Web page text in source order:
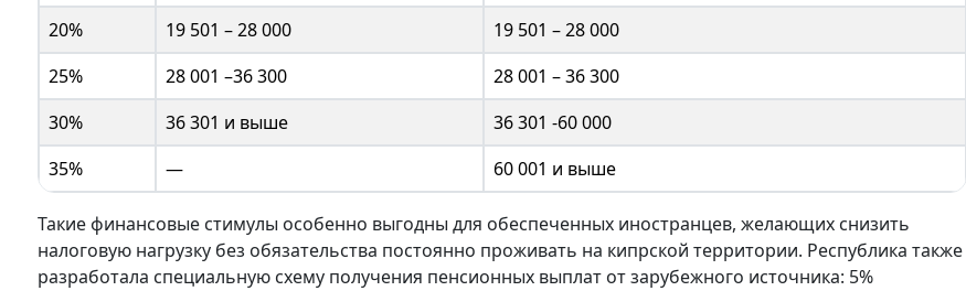
20%
19 501 – 28 000
19 501 – 28 000
25%
28 001 –36 300
28 001 – 36 300
30%
36 301 и выше
36 301 -60 000
35%
— 60 001 и выше
Такие финансовые стимулы особенно выгодны для обеспеченных иностранцев, желающих снизить
налоговую нагрузку без обязательства постоянно проживать на кипрской территории. Республика также
разработала специальную схему получения пенсионных выплат от зарубежного источника: 5%